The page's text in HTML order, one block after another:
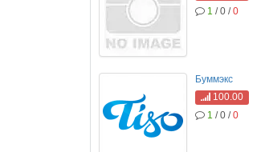
1 / 0 /0
Буммэкс
100.00
1 / 0 /0